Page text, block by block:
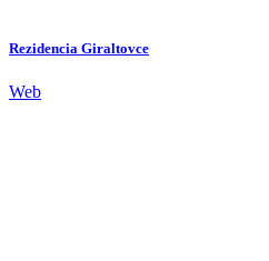
Rezidencia Giraltovce
Web